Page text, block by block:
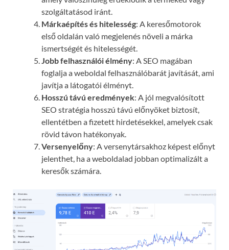
szolgáltatásod iránt.
Márkaépítés és hitelesség: A keresőmotorok
első oldalán való megjelenés növeli a márka
ismertségét és hitelességét.
Jobb felhasználói élmény: A SEO magában
foglalja a weboldal felhasználóbarát javítását, ami
javítja a látogatói élményt.
Hosszú távú eredmények: A jól megvalósított
SEO stratégia hosszú távú előnyöket biztosít,
ellentétben a fizetett hirdetésekkel, amelyek csak
rövid távon hatékonyak.
Versenyelőny: A versenytársakhoz képest előnyt
jelenthet, ha a weboldalad jobban optimalizált a
keresők számára.